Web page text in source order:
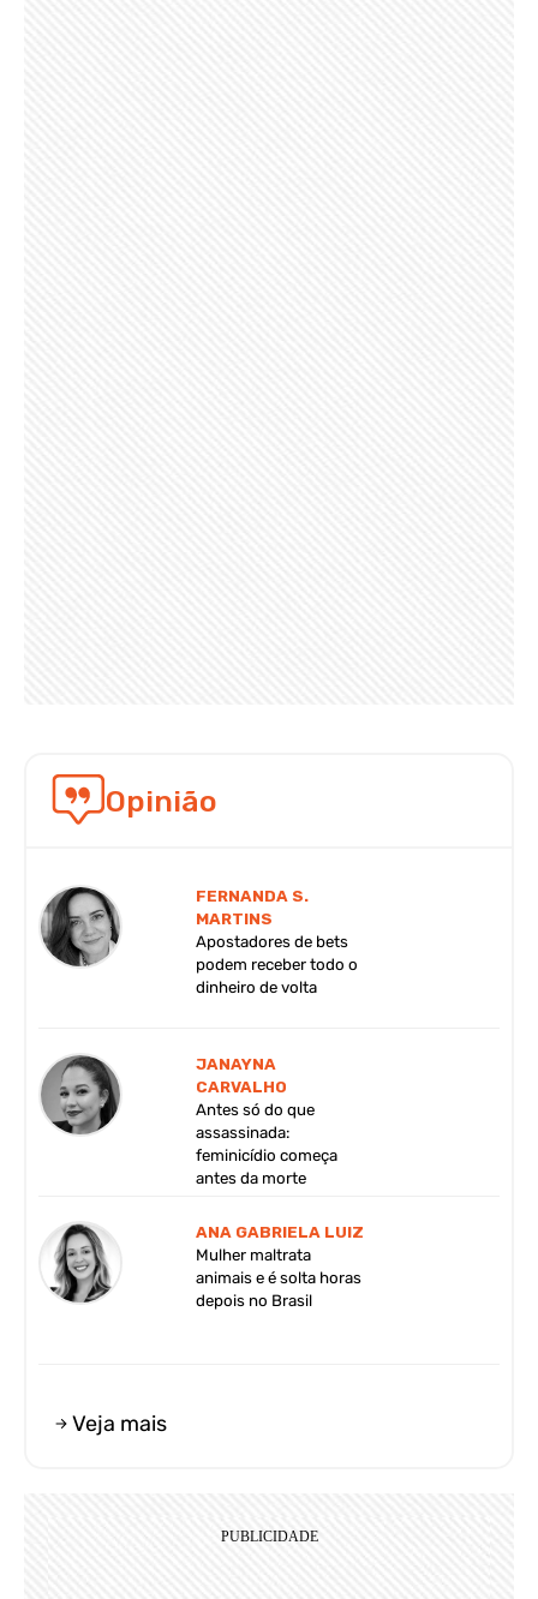
Opinião
FERNANDA S.
MARTINS
Apostadores de bets
podem receber todo o
dinheiro de volta
JANAYNA
CARVALHO
Antes só do que
assassinada:
feminicídio começa
antes da morte
ANA GABRIELA LUIZ
Mulher maltrata
animais e é solta horas
depois no Brasil
Veja mais